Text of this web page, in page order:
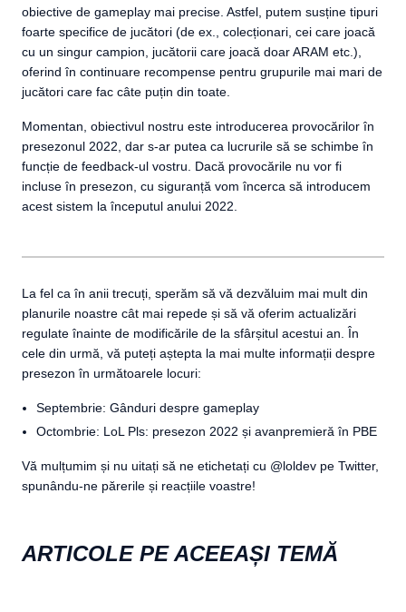
obiective de gameplay mai precise. Astfel, putem susține tipuri
foarte specifice de jucători (de ex., colecționari, cei care joacă
cu un singur campion, jucătorii care joacă doar ARAM etc.),
oferind în continuare recompense pentru grupurile mai mari de
jucători care fac câte puțin din toate.
Momentan, obiectivul nostru este introducerea provocărilor în
presezonul 2022, dar s-ar putea ca lucrurile să se schimbe în
funcție de feedback-ul vostru. Dacă provocările nu vor fi
incluse în presezon, cu siguranță vom încerca să introducem
acest sistem la începutul anului 2022.
La fel ca în anii trecuți, sperăm să vă dezvăluim mai mult din
planurile noastre cât mai repede și să vă oferim actualizări
regulate înainte de modificările de la sfârșitul acestui an. În
cele din urmă, vă puteți aștepta la mai multe informații despre
presezon în următoarele locuri:
Septembrie: Gânduri despre gameplay
Octombrie: LoL Pls: presezon 2022 și avanpremieră în PBE
Vă mulțumim și nu uitați să ne etichetați cu @loldev pe Twitter,
spunându-ne părerile și reacțiile voastre!
ARTICOLE PE ACEEAȘI TEMĂ